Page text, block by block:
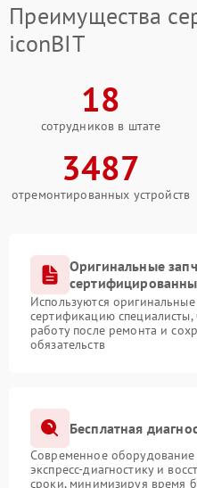
Преимущества
iconBIT
18
сотрудников в штате
3487
отремонтированных устройств
Оригинальные
Используются
сертификацию
работу после ремонта и
обязательств
Бесплатная
Современное
экспресс-диагностику и
сроки, минимизируя время